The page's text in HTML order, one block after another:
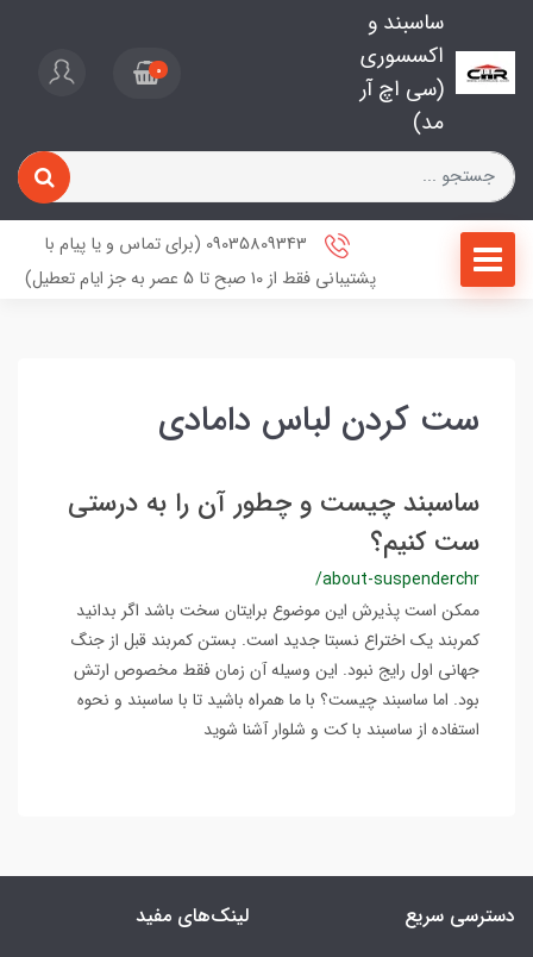
ساسبند و
اکسسوری
(سی اچ آر
مد)
0
09035809343 (برای تماس و یا پیام با
پشتیبانی فقط از 10 صبح تا 5 عصر به جز ایام تعطیل)
ست کردن لباس دامادی
ساسبند چیست و چطور آن را به درستی
ست کنیم؟
/about-suspenderchr
ممکن است پذیرش این موضوع برایتان سخت باشد اگر بدانید
کمربند یک اختراع نسبتا جدید است. بستن کمربند قبل از جنگ
جهانی اول رایج نبود. این وسیله آن زمان فقط مخصوص ارتش
بود. اما ساسبند چیست؟ با ما همراه باشید تا با ساسبند و نحوه
استفاده از ساسبند با کت و شلوار آشنا شوید
دسترسی سریع لینک‌های مفید